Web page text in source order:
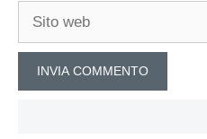
Sito